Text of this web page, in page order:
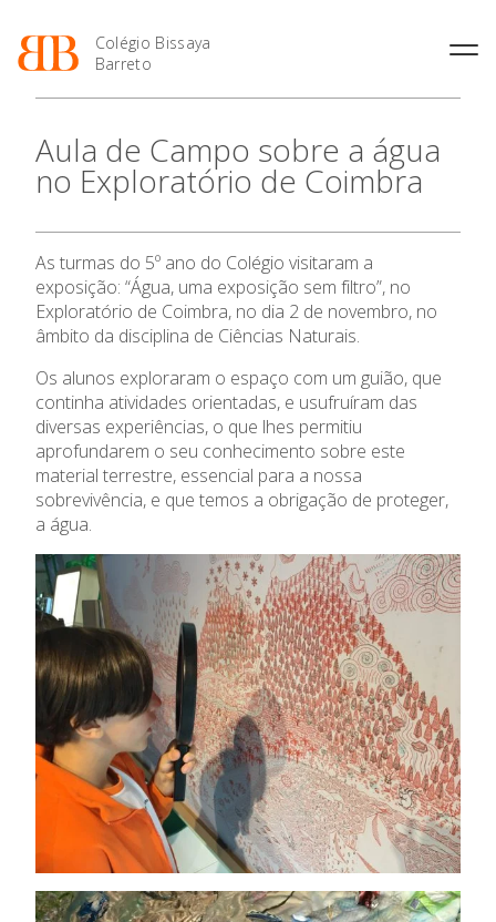
Colégio Bissaya
Barreto
O Colégio
Projeto Educativo
Organização
Colaboradores Não
Docentes
Instalações
Ofertas de emprego
Regulamentos
Jornal “O Coreto”
Privacidade
Oferta Formativa
Enriquecimento Curricular
Oferta Curricular
Sala de Estudo
Atividades de Interrupção
Letiva
Ensino Profissional
Profissionais
Matrículas
Termalismo
Curso de Técnico/a de Apoio
à Família e à Comunidade
Ofertas de Emprego
Ano Letivo
2027
Calendários
de Educação
SIGE
Secretariado de Exames
Admissão
Informações
APEE
Notícias
Aula de Campo sobre a água
no Exploratório de Coimbra
As turmas do 5º ano do Colégio visitaram a
exposição: “Água, uma exposição sem filtro”, no
Exploratório de Coimbra, no dia 2 de novembro, no
âmbito da disciplina de Ciências Naturais.
Os alunos exploraram o espaço com um guião, que
continha atividades orientadas, e usufruíram das
diversas experiências, o que lhes permitiu
aprofundarem o seu conhecimento sobre este
material terrestre, essencial para a nossa
sobrevivência, e que temos a obrigação de proteger,
a água.